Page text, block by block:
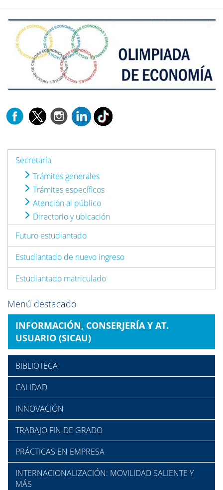
Secretaría
Trámites generales
Trámites específicos
Atención al público
Directorio y ubicación
Futuro estudiantado
Estudiantado de nuevo ingreso
Estudiantado matriculado
Menú destacado
INFORMACIÓN, CONSERJERÍA Y AT.
USUARIO (SICAU)
BIBLIOTECA
CALIDAD
INNOVACIÓN
TRABAJO FIN DE GRADO
PRÁCTICAS EN EMPRESA
INTERNACIONALIZACIÓN: MOVILIDAD SALIENTE Y
MÁS